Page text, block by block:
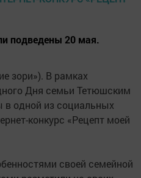
подведены 20 мая.
зори»). В рамках
Дня семьи Тетюшским
одной из социальных
конкурс «Рецепт моей
своей семейной